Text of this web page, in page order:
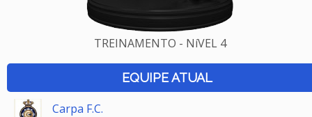
TREINAMENTO - NíVEL 4
EQUIPE ATUAL
Carpa F.C.